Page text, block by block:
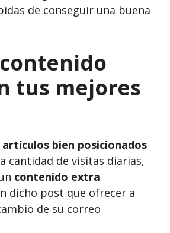
de conseguir una buena
tus mejores
artículos bien posicionados
cantidad de visitas diarias,
contenido extra
dicho post que ofrecer a
de su correo